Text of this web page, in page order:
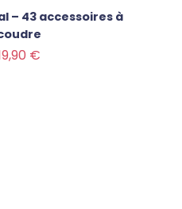
– 43 accessoires à
€